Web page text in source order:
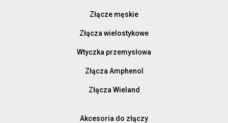
Złącze męskie
Złącza wielostykowe
Wtyczka przemysłowa
Złącza Amphenol
Złącza Wieland
Akcesoria do złączy